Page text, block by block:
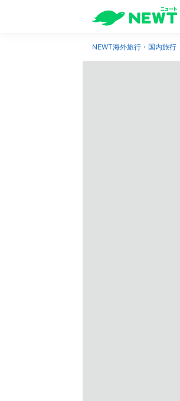
NEWT海外旅行・国内旅行